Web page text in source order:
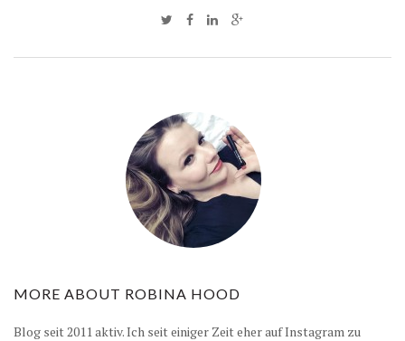
MORE ABOUT ROBINA HOOD
Blog seit 2011 aktiv. Ich seit einiger Zeit eher auf Instagram zu